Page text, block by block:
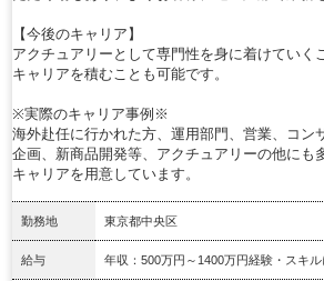
【今後のキャリア】
アクチュアリーとして専門性を身に着けていく
キャリアを積むことも可能です。
※実際のキャリア事例※
海外赴任に行かれた方、運用部門、営業、コン
企画、新商品開発等、アクチュアリーの他にも
キャリアを用意しています。
勤務地 東京都中央区
給与 年収：500万円～1400万円経験・スキ